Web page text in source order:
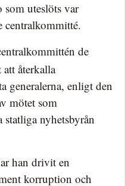
uteslöts var
centralkommitté.
de
återkalla
generalerna, enligt den
mötet som
statliga nyhetsbyrån
han drivit en
korruption och